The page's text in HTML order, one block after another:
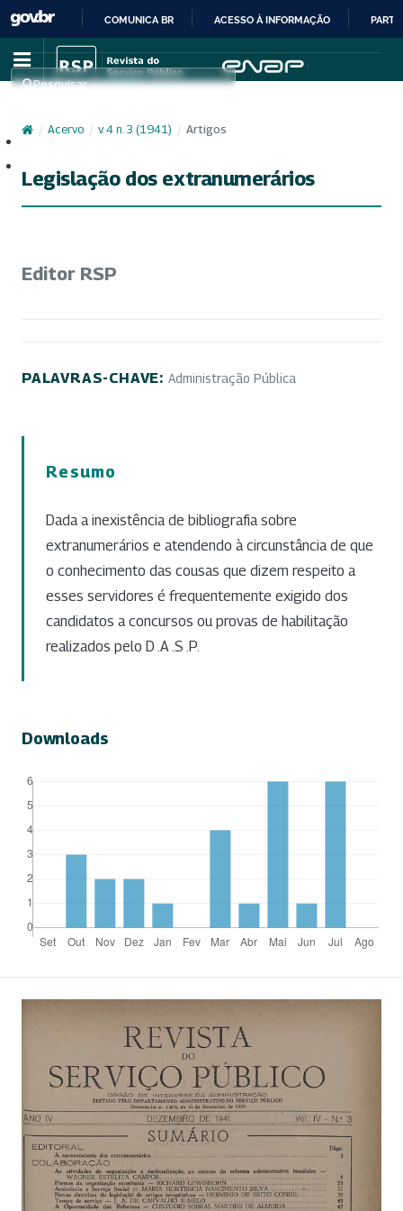
IR
PARA
CONTEÚDO
COMUNICA BR ACESSO À INFORMAÇÃO
Pesquisar
/ Acervo / v. 4 n. 3 (1941) / Artigos
Legislação dos extranumerários
Editor RSP
PALAVRAS-CHAVE: Administração Pública
Resumo
Dada a inexistência de bibliografia sobre
extranumerários e atendendo à circunstância de que
o conhecimento das cousas que dizem respeito a
esses servidores é frequentemente exigido dos
candidatos a concursos ou provas de habilitação
realizados pelo D .A .S .P.
Downloads